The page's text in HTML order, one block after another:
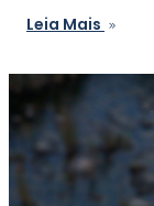
Leia Mais